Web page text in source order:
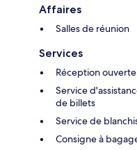
Affaires
Salles de réunion
Services
Réception
Service
de billets
Service de
Consigne à